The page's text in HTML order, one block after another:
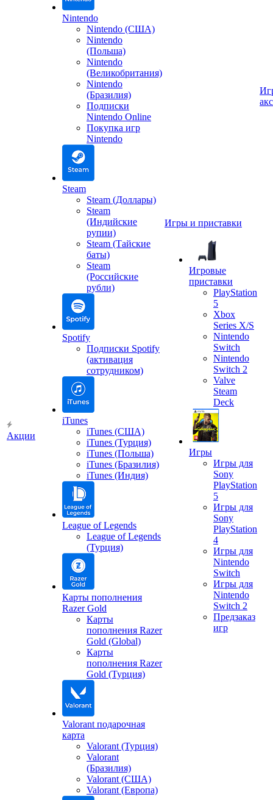
Акции
Nintendo
Nintendo (США)
Nintendo
(Польша)
Nintendo
(Великобритания)
Nintendo
(Бразилия)
Подписки
Nintendo Online
Покупка игр
Nintendo
Steam
Steam (Доллары)
Steam
(Индийские
рупии)
Steam (Тайские
баты)
Steam
(Российские
рубли)
Spotify
Подписки Spotify
(активация
сотрудником)
iTunes
iTunes (США)
iTunes (Турция)
iTunes (Польша)
iTunes (Бразилия)
iTunes (Индия)
League of Legends
League of Legends
(Турция)
Карты пополнения
Razer Gold
Карты
пополнения Razer
Gold (Global)
Карты
пополнения Razer
Gold (Турция)
Valorant подарочная
карта
Valorant (Турция)
Valorant
(Бразилия)
Valorant (США)
Valorant (Европа)
Игры и приставки
Игровые
приставки
PlayStation
5
Xbox
Series X/S
Nintendo
Switch
Nintendo
Switch 2
Valve
Steam
Deck
Игры
Игры для
Sony
PlayStation
5
Игры для
Sony
PlayStation
4
Игры для
Nintendo
Switch
Игры для
Nintendo
Switch 2
Предзаказ
игр